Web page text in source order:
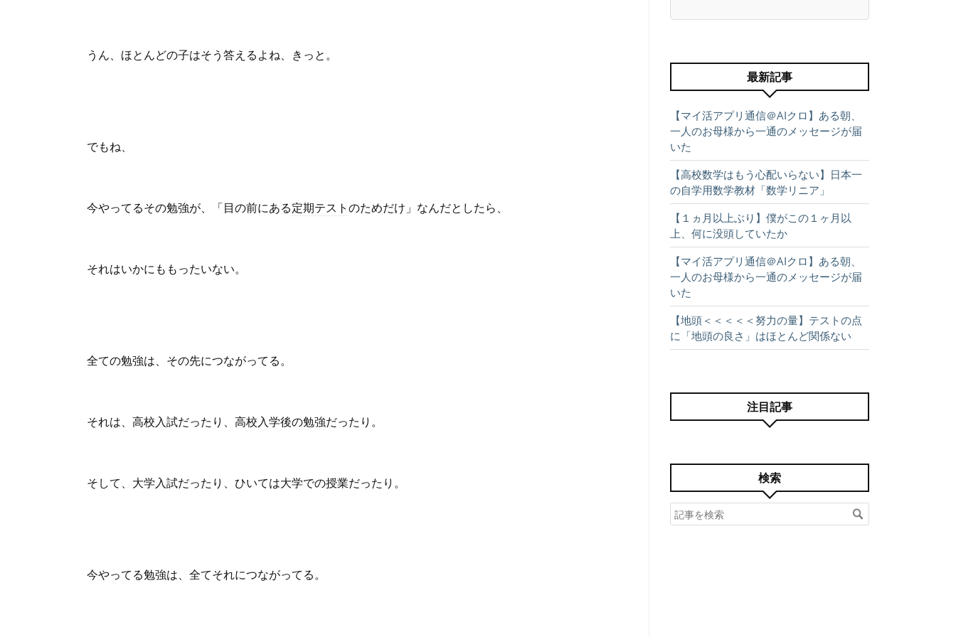
うん、ほとんどの子はそう答えるよね、きっと。
でもね、
今やってるその勉強が、「目の前にある定期テストのためだけ」なんだとしたら、
それはいかにももったいない。
全ての勉強は、その先につながってる。
それは、高校入試だったり、高校入学後の勉強だったり。
そして、大学入試だったり、ひいては大学での授業だったり。
今やってる勉強は、全てそれにつながってる。
最新記事
【マイ活アプリ通信＠AIクロ】ある朝、
一人のお母様から一通のメッセージが届
いた
【高校数学はもう心配いらない】日本一
の自学用数学教材「数学リニア」
【１ヵ月以上ぶり】僕がこの１ヶ月以
上、何に没頭していたか
【マイ活アプリ通信＠AIクロ】ある朝、
一人のお母様から一通のメッセージが届
いた
【地頭＜＜＜＜＜努力の量】テストの点
に「地頭の良さ」はほとんど関係ない
注目記事
検索